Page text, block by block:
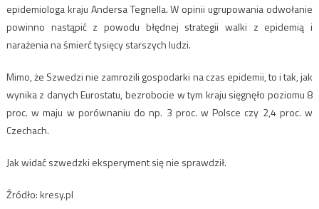
epidemiologa kraju Andersa Tegnella. W opinii ugrupowania odwołanie
powinno nastąpić z powodu błędnej strategii walki z epidemią i
narażenia na śmierć tysięcy starszych ludzi.
Mimo, że Szwedzi nie zamrozili gospodarki na czas epidemii, to i tak, jak
wynika z danych Eurostatu, bezrobocie w tym kraju sięgnęło poziomu 8
proc. w maju w porównaniu do np. 3 proc. w Polsce czy 2,4 proc. w
Czechach.
Jak widać szwedzki eksperyment się nie sprawdził.
Źródło: kresy.pl